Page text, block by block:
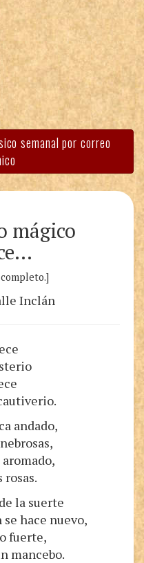
semanal por correo
mágico
Inclán
andado,
la suerte
hace nuevo,
fuerte,
mancebo.